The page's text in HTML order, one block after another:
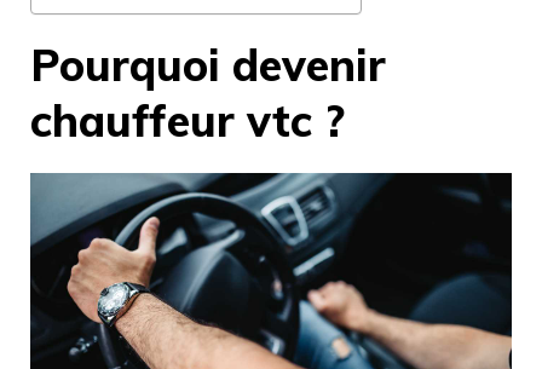
Pourquoi devenir
chauffeur vtc ?